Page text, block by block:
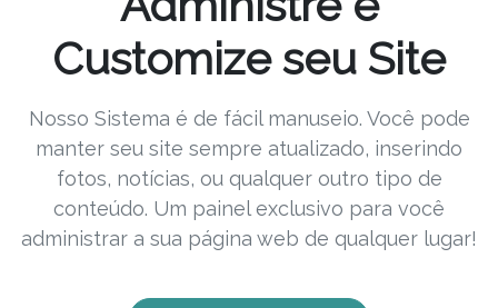
Customize seu Site
Nosso Sistema é de fácil manuseio. Você pode
manter seu site sempre atualizado, inserindo
fotos, notícias, ou qualquer outro tipo de
conteúdo. Um painel exclusivo para você
administrar a sua página web de qualquer lugar!